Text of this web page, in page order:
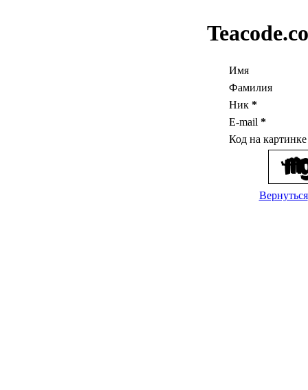
Имя
Фамилия
Ник *
E-mail *
Код на
Вернуться